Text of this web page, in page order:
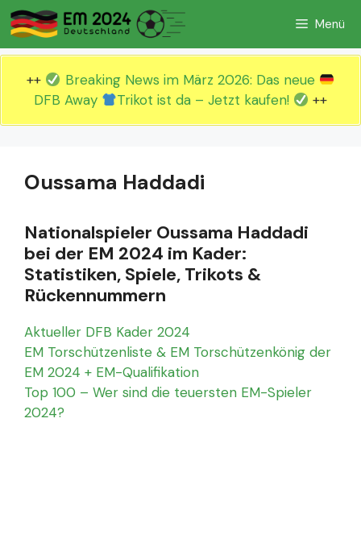
Zum
Inhalt
springen
Menü
++
Breaking News im März 2026: Das neue
DFB Away
Trikot ist da – Jetzt kaufen! ++
Oussama Haddadi
Nationalspieler Oussama Haddadi
bei der EM 2024 im Kader:
Statistiken, Spiele, Trikots &
Rückennummern
Aktueller DFB Kader 2024
EM Torschützenliste & EM Torschützenkönig der
EM 2024 + EM-Qualifikation
Top 100 – Wer sind die teuersten EM-Spieler
2024?